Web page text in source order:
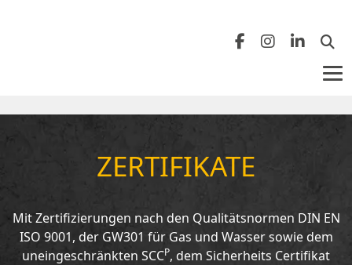
Zurück
Nordhorn
Meppen
Zurück
Auszubildende
ZERTIFIKATE
Mit Zertifizierungen nach den Qualitätsnormen DIN EN
ISO 9001, der GW301 für Gas und Wasser sowie dem
uneingeschränkten SCCP, dem Sicherheits Certifikat